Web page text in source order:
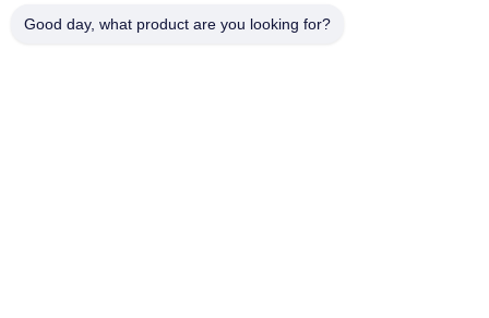
Good day, what product are you looking for?